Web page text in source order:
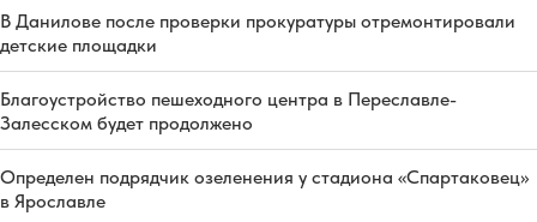
В Данилове после проверки прокуратуры отремонтировали
детские площадки
Благоустройство пешеходного центра в Переславле-
Залесском будет продолжено
Определен подрядчик озеленения у стадиона «Спартаковец»
в Ярославле